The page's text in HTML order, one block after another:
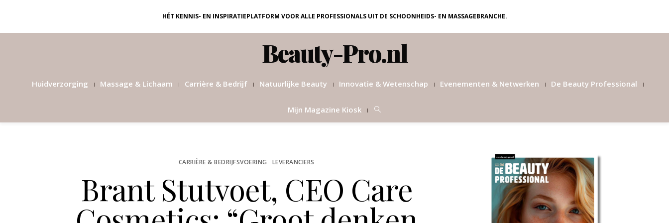
HÉT KENNIS- EN INSPIRATIEPLATFORM VOOR ALLE PROFESSIONALS UIT DE SCHOONHEIDS- EN MASSAGEBRANCHE.
Beauty-Pro.nl
Huidverzorging Massage & Lichaam Carrière & Bedrijf Natuurlijke Beauty Innovatie & Wetenschap Evenementen & Netwerken De Beauty Professional
Mijn Magazine Kiosk
CARRIÈRE & BEDRIJFSVOERING LEVERANCIERS
Brant Stutvoet, CEO Care